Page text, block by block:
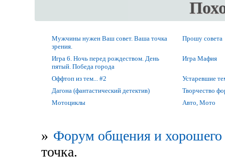
Мужчины нужен Ваш совет. Ваша точка
зрения.
Прошу совета
Игра 6. Ночь перед рождеством. День
пятый. Победа города
Игра Мафия
Оффтоп из тем... #2
Устаревшие
Дагона (фантастический детектив)
Творчество
Мотоциклы
Авто, Мото
» Форум общения и хорошего
точка.